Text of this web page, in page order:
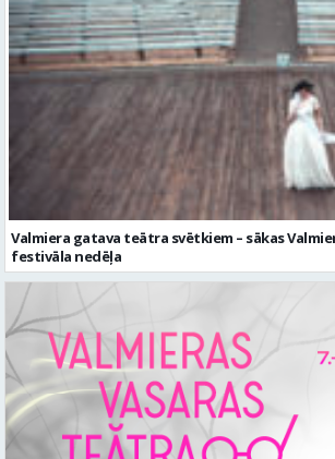
Valmiera gatava teātra svētkiem – sākas
festivāla nedēļa